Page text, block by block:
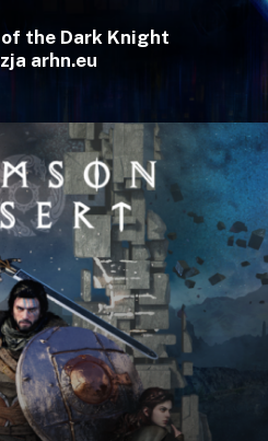
of the Dark Knight
arhn.eu